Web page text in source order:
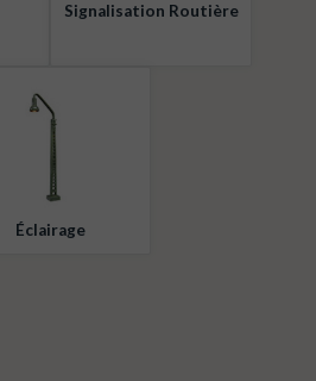
Signalisation Routière
Éclairage